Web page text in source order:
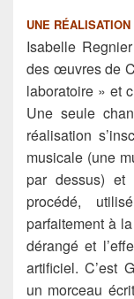
UNE
Isabelle
des œuvres de
laboratoire » et
Une seule
réalisation
musicale (une
par dessus)
procédé,
parfaitement à
dérangé et
artificiel. C’est
un morceau